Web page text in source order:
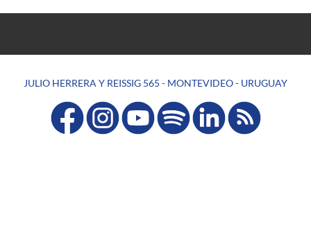
JULIO HERRERA Y REISSIG 565 - MONTEVIDEO - URUGUAY